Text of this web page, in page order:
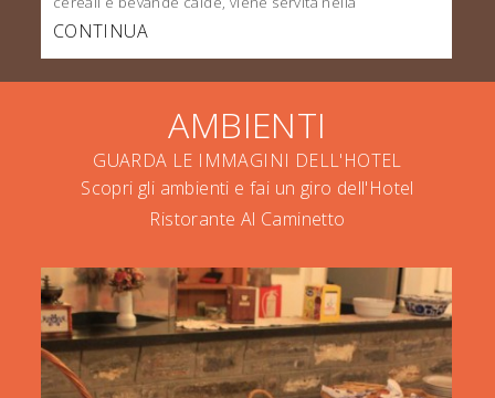
CONTINUA
AMBIENTI
GUARDA LE IMMAGINI DELL'HOTEL
Scopri gli ambienti e fai un giro dell'Hotel
Ristorante Al Caminetto